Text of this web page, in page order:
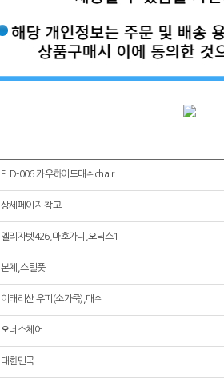
FLD-006 카우하이드매쉬chair
상세페이지 참고
엘리자벳426,마호가니,오닉스1
본체,스틸풋
이태리산 우피(소가죽),매쉬
오너스체어
대한민국